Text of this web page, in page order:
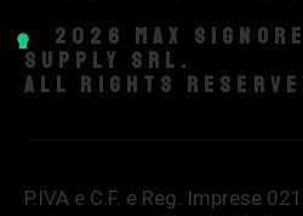
© 2026 Max
supply srl.
All rights
P.IVA e C.F. e Reg. Imprese